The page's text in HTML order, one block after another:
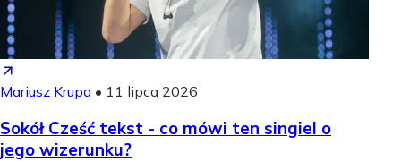
Mariusz Krupa • 11 lipca 2026
Sokół Cześć tekst - co mówi ten singiel o
jego wizerunku?